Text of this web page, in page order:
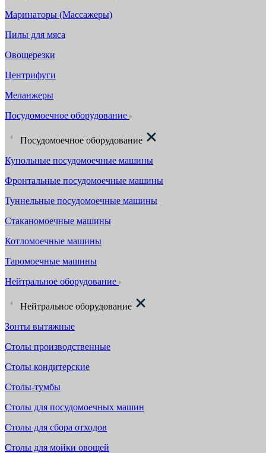
Маринаторы (Массажеры)
Пилы для мяса
Овощерезки
Центрифуги
Меланжеры
Посудомоечное оборудование
Посудомоечное оборудование
Купольные посудомоечные машины
Фронтальные посудомоечные машины
Туннельные посудомоечные машины
Стаканомоечные машины
Котломоечные машины
Таромоечные машины
Нейтральное оборудование
Нейтральное оборудование
Зонты вытяжные
Столы производственные
Столы кондитерские
Столы-тумбы
Столы для посудомоечных машин
Столы для сбора отходов
Столы для мойки овощей